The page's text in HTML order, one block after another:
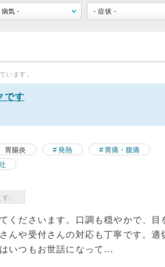
います。
です
胃腸炎 発熱
胃痛・腹痛
。
くださいます。口調も穏やかで、目
んや受付さんの対応も丁寧です。適
いつもお世話になって...